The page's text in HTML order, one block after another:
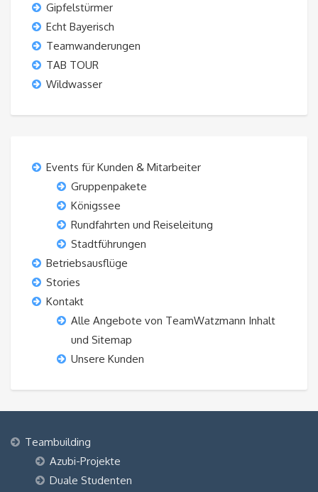
Gipfelstürmer
Echt Bayerisch
Teamwanderungen
TAB TOUR
Wildwasser
Events für Kunden & Mitarbeiter
Gruppenpakete
Königssee
Rundfahrten und Reiseleitung
Stadtführungen
Betriebsausflüge
Stories
Kontakt
Alle Angebote von TeamWatzmann Inhalt
und Sitemap
Unsere Kunden
Teambuilding
Azubi-Projekte
Duale Studenten